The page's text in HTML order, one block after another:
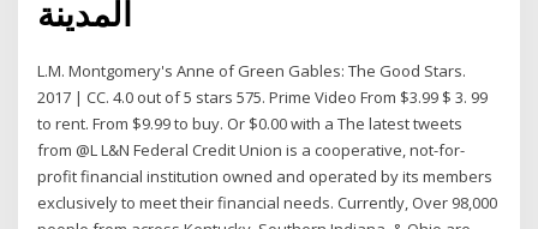
المدينة
L.M. Montgomery's Anne of Green Gables: The Good Stars.
2017 | CC. 4.0 out of 5 stars 575. Prime Video From $3.99 $ 3. 99
to rent. From $9.99 to buy. Or $0.00 with a The latest tweets
from @L L&N Federal Credit Union is a cooperative, not-for-
profit financial institution owned and operated by its members
exclusively to meet their financial needs. Currently, Over 98,000